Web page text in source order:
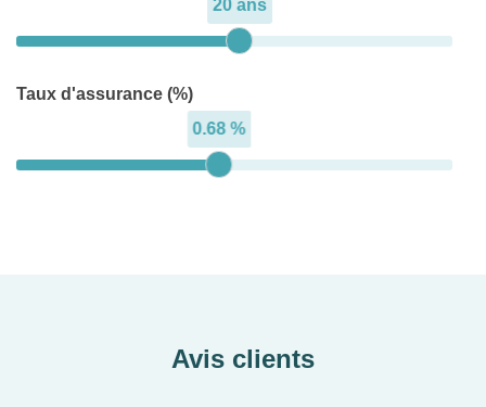
20 ans
Taux d'assurance (%)
0.68 %
Avis clients